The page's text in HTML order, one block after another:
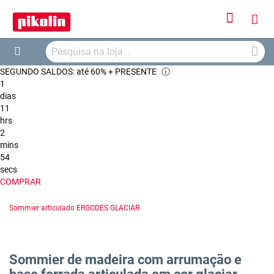
Iniciar
Meu
Search
SEGUNDO SALDOS: até 60% + PRESENTE ⓘ
1
dias
11
hrs
2
mins
53
secs
COMPRAR
Sommier articulado ERGODES GLACIAR
Sommier de madeira com arrumação e